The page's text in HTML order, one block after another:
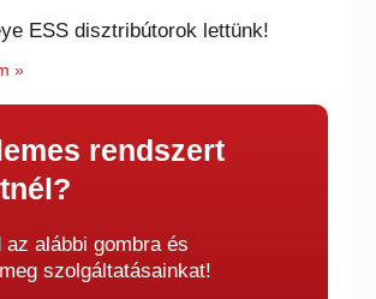
ESS disztribútorok lettünk!
»
rendszert
az alábbi gombra és
szolgáltatásainkat!